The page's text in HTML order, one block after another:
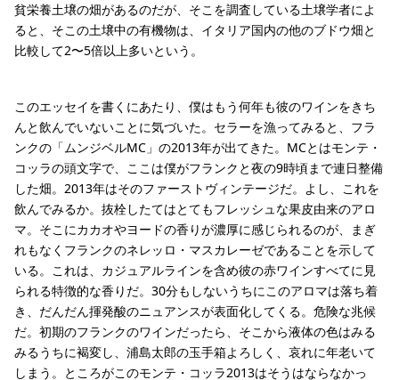
貧栄養土壌の畑があるのだが、そこを調査している土壌学者によ
ると、そこの土壌中の有機物は、イタリア国内の他のブドウ畑と
比較して2〜5倍以上多いという。
このエッセイを書くにあたり、僕はもう何年も彼のワインをきち
んと飲んでいないことに気づいた。セラーを漁ってみると、フラ
ンクの「ムンジベルMC」の2013年が出てきた。MCとはモンテ・
コッラの頭文字で、ここは僕がフランクと夜の9時頃まで連日整備
した畑。2013年はそのファーストヴィンテージだ。よし、これを
飲んでみるか。抜栓したてはとてもフレッシュな果皮由来のアロ
マ。そこにカカオやヨードの香りが濃厚に感じられるのが、まぎ
れもなくフランクのネレッロ・マスカレーゼであることを示して
いる。これは、カジュアルラインを含め彼の赤ワインすべてに見
られる特徴的な香りだ。30分もしないうちにこのアロマは落ち着
き、だんだん揮発酸のニュアンスが表面化してくる。危険な兆候
だ。初期のフランクのワインだったら、そこから液体の色はみる
みるうちに褐変し、浦島太郎の玉手箱よろしく、哀れに年老いて
しまう。ところがこのモンテ・コッラ2013はそうはならなかっ